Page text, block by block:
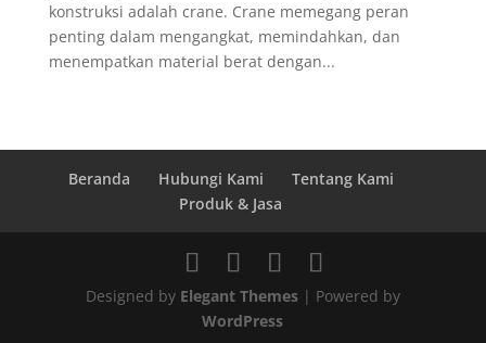
konstruksi adalah crane. Crane memegang peran
penting dalam mengangkat, memindahkan, dan
menempatkan material berat dengan...
Beranda Hubungi Kami
Tentang Kami
Produk & Jasa
Designed by Elegant Themes| Powered by
WordPress